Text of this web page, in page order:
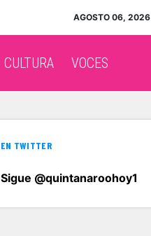
AGOSTO 06, 2026
CULTURA VOCES
EN TWITTER
Sigue @quintanaroohoy1